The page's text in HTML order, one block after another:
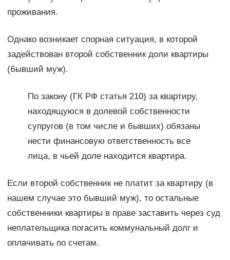
проживания.
Однако возникает спорная ситуация, в которой
задействован второй собственник доли квартиры
(бывший муж).
По закону (ГК РФ статья 210) за квартиру,
находящуюся в долевой собственности
супругов (в том числе и бывших) обязаны
нести финансовую ответственность все
лица, в чьей доле находится квартира.
Если второй собственник не платит за квартиру (в
нашем случае это бывший муж), то остальные
собственники квартиры в праве заставить через суд
неплательщика погасить коммунальный долг и
оплачивать по счетам.